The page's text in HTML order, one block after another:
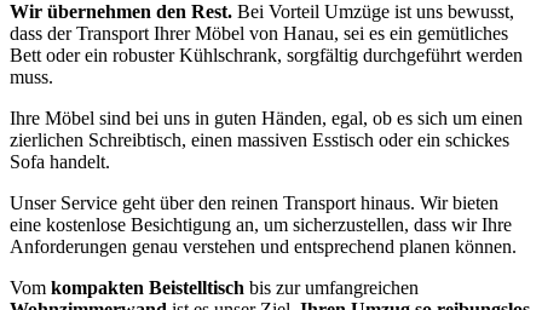
Wir übernehmen den Rest. Bei Vorteil Umzüge ist uns bewusst,
dass der Transport Ihrer Möbel von Hanau, sei es ein gemütliches
Bett oder ein robuster Kühlschrank, sorgfältig durchgeführt werden
muss.
Ihre Möbel sind bei uns in guten Händen, egal, ob es sich um einen
zierlichen Schreibtisch, einen massiven Esstisch oder ein schickes
Sofa handelt.
Unser Service geht über den reinen Transport hinaus. Wir bieten
eine kostenlose Besichtigung an, um sicherzustellen, dass wir Ihre
Anforderungen genau verstehen und entsprechend planen können.
Vom kompakten Beistelltisch bis zur umfangreichen